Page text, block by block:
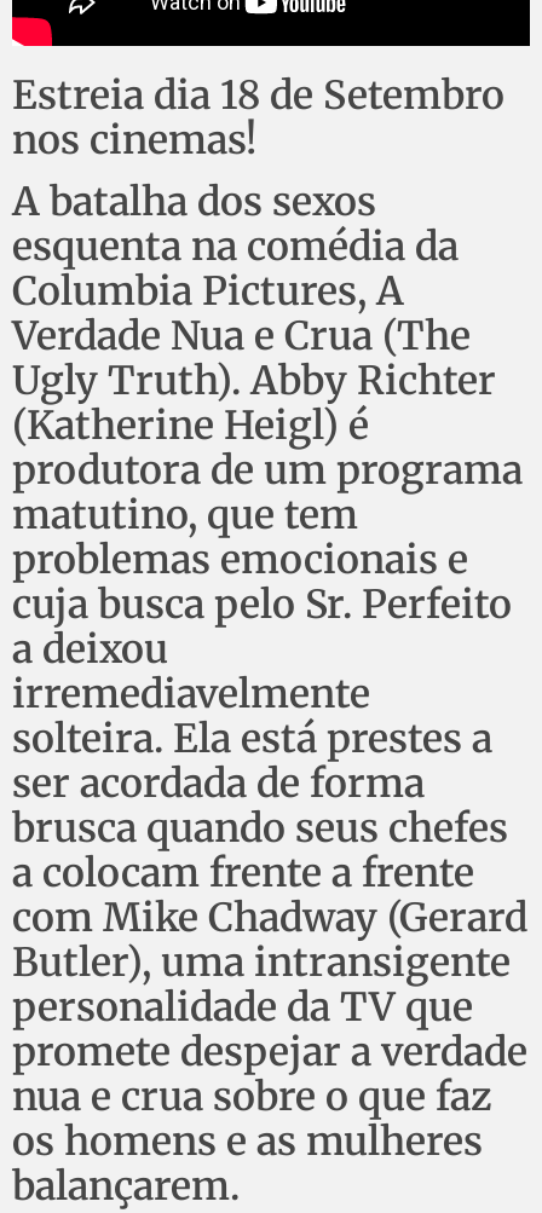
Estreia dia 18 de Setembro
nos cinemas!
A batalha dos sexos
esquenta na comédia da
Columbia Pictures, A
Verdade Nua e Crua (The
Ugly Truth). Abby Richter
(Katherine Heigl) é
produtora de um programa
matutino, que tem
problemas emocionais e
cuja busca pelo Sr. Perfeito
a deixou
irremediavelmente
solteira. Ela está prestes a
ser acordada de forma
brusca quando seus chefes
a colocam frente a frente
com Mike Chadway (Gerard
Butler), uma intransigente
personalidade da TV que
promete despejar a verdade
nua e crua sobre o que faz
os homens e as mulheres
balançarem.